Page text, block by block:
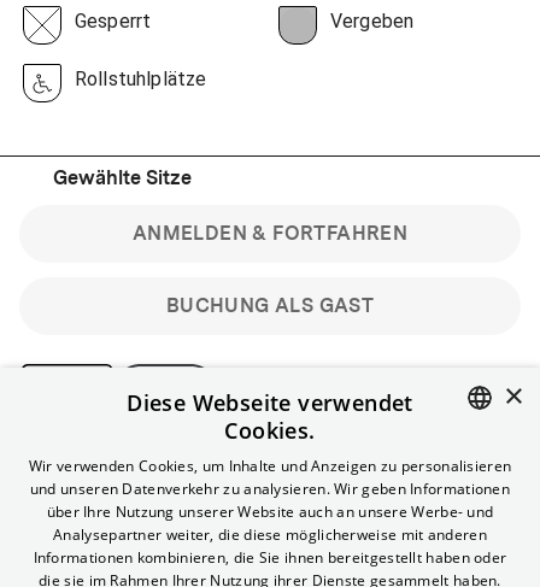
Gesperrt Vergeben
Rollstuhlplätze
Gewählte Sitze
BUCHUNG ALS GAST
ANMELDEN & FORTFAHREN
Bitte beachte: Gastbuchungen sind nicht stornierbar.
Registriere dich kostenlos für bis zu 90 min vor Filmbeginn
stornierbare Tickets für reguläre Vorstellungen.
Unlimited-Mitglied? Melde dich an, um deine Benefits
nutzen zu können.
ENGLISH
×
Diese Webseite verwendet
Cookies.
Wir verwenden Cookies, um Inhalte und Anzeigen zu personalisieren
und unseren Datenverkehr zu analysieren. Wir geben Informationen
über Ihre Nutzung unserer Website auch an unsere Werbe- und
Analysepartner weiter, die diese möglicherweise mit anderen
Informationen kombinieren, die Sie ihnen bereitgestellt haben oder
die sie im Rahmen Ihrer Nutzung ihrer Dienste gesammelt haben.